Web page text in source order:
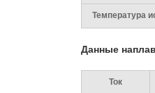
Температура
Данные
Ток